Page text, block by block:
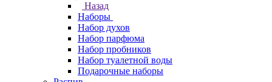
Назад
Наборы
Набор духов
Набор парфюма
Набор пробников
Набор туалетной воды
Подарочные наборы